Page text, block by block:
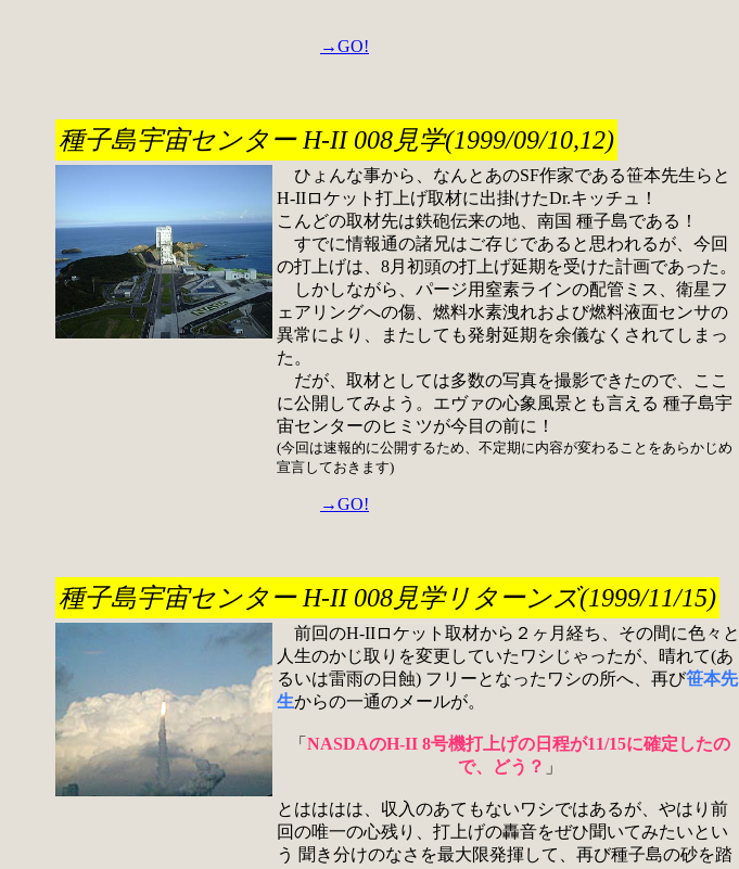
→GO!
種子島宇宙センター H-II 008見学(1999/09/10,12)
ひょんな事から、なんとあのSF作家である笹本先生らと
H-IIロケット打上げ取材に出掛けたDr.キッチュ！
こんどの取材先は鉄砲伝来の地、南国 種子島である！
すでに情報通の諸兄はご存じであると思われるが、今回
の打上げは、8月初頭の打上げ延期を受けた計画であった。
しかしながら、パージ用窒素ラインの配管ミス、衛星フ
ェアリングへの傷、燃料水素洩れおよび燃料液面センサの
異常により、またしても発射延期を余儀なくされてしまっ
た。
だが、取材としては多数の写真を撮影できたので、ここ
に公開してみよう。エヴァの心象風景とも言える 種子島宇
宙センターのヒミツが今目の前に！
(今回は速報的に公開するため、不定期に内容が変わることをあらかじめ
宣言しておきます)
→GO!
種子島宇宙センター H-II 008見学リターンズ(1999/11/15)
前回のH-IIロケット取材から２ヶ月経ち、その間に色々と
人生のかじ取りを変更していたワシじゃったが、晴れて(あ
るいは雷雨の日蝕) フリーとなったワシの所へ、再び笹本先
生からの一通のメールが。
「 NASDAのH-II 8号機打上げの日程が11/15に確定したの
で、どう？ 」
とはははは、収入のあてもないワシではあるが、やはり前
回の唯一の心残り、打上げの轟音をぜひ聞いてみたいとい
う 聞き分けのなさを最大限発揮して、再び種子島の砂を踏